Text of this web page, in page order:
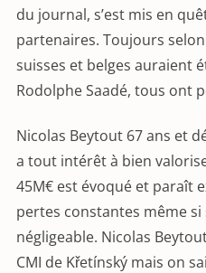
du journal, s’est mis en
partenaires. Toujours selon
suisses et belges auraient
Rodolphe Saadé, tous ont
Nicolas Beytout 67 ans et
a tout intérêt à bien
45M€ est évoqué et paraît
pertes constantes même si
négligeable. Nicolas
CMI de Křetínský mais on